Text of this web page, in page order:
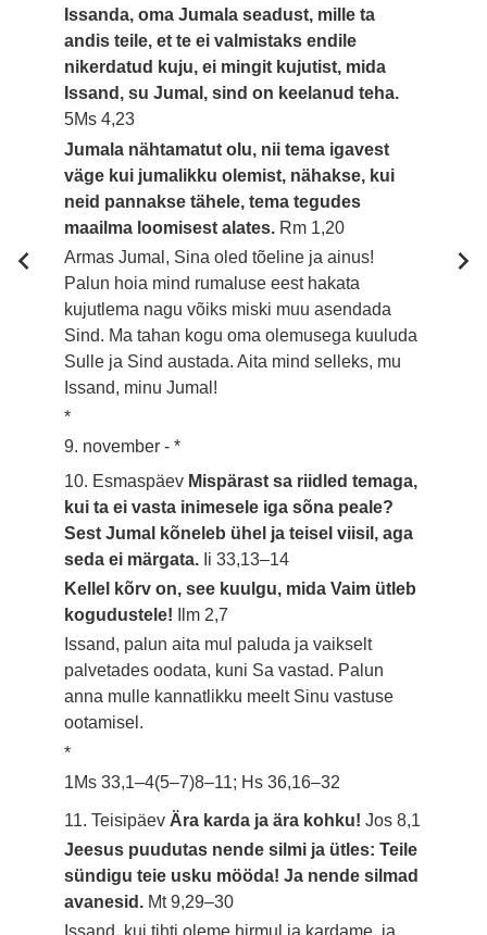
Issanda, oma Jumala seadust, mille ta
andis teile, et te ei valmistaks endile
nikerdatud kuju, ei mingit kujutist, mida
Issand, su Jumal, sind on keelanud teha.
5Ms 4,23
Jumala nähtamatut olu, nii tema igavest
väge kui jumalikku olemist, nähakse, kui
neid pannakse tähele, tema tegudes
maailma loomisest alates. Rm 1,20
Armas Jumal, Sina oled tõeline ja ainus!
Palun hoia mind rumaluse eest hakata
kujutlema nagu võiks miski muu asendada
Sind. Ma tahan kogu oma olemusega kuuluda
Sulle ja Sind austada. Aita mind selleks, mu
Issand, minu Jumal!
*
9. november - *
10. Esmaspäev Mispärast sa riidled temaga,
kui ta ei vasta inimesele iga sõna peale?
Sest Jumal kõneleb ühel ja teisel viisil, aga
seda ei märgata. Ii 33,13–14
Kellel kõrv on, see kuulgu, mida Vaim ütleb
kogudustele!
Ilm 2,7
Issand, palun aita mul paluda ja vaikselt
palvetades oodata, kuni Sa vastad. Palun
anna mulle kannatlikku meelt Sinu vastuse
ootamisel.
*
1Ms 33,1–4(5–7)8–11; Hs 36,16–32
11. Teisipäev Ära karda ja ära kohku!Jos 8,1
Jeesus puudutas nende silmi ja ütles: Teile
sündigu teie usku mööda! Ja nende silmad
avanesid. Mt 9,29–30